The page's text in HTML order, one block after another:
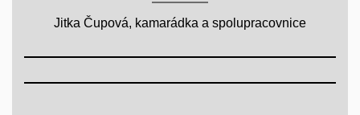
Jitka Čupová, kamarádka a spolupracovnice